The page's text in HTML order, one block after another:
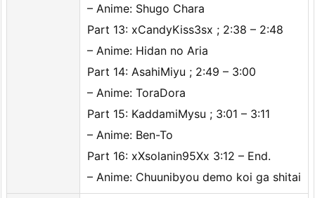
– Anime: Shugo Chara
Part 13: xCandyKiss3sx ; 2:38 – 2:48
– Anime: Hidan no Aria
Part 14: AsahiMiyu ; 2:49 – 3:00
– Anime: ToraDora
Part 15: KaddamiMysu ; 3:01 – 3:11
– Anime: Ben-To
Part 16: xXsolanin95Xx 3:12 – End.
– Anime: Chuunibyou demo koi ga shitai